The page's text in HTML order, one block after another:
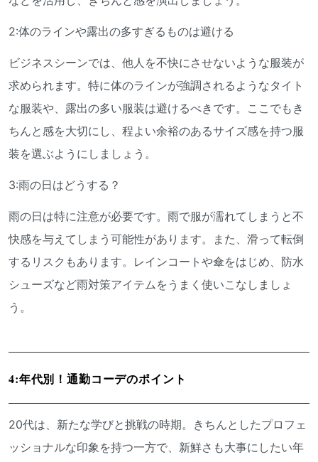
2:体のラインや露出の多すぎるものは避ける
ビジネスシーンでは、他人を不快にさせないような服装が
求められます。特に体のラインが強調されるようなタイト
な服装や、露出の多い服装は避けるべきです。ここでもき
ちんと感を大切にし、程よい余裕のあるサイズ感を持つ服
装を選ぶようにしましょう。
3:雨の日はどうする？
雨の日は特に注意が必要です。雨で服が濡れてしまうと不
快感を与えてしまう可能性があります。また、滑って転倒
するリスクもあります。レインコートや傘をはじめ、防水
シューズなど雨対策アイテムをうまく使いこなしましょ
う。
4:年代別！通勤コーデのポイント
20代は、新たな学びと挑戦の時期。きちんとしたプロフェ
ッショナルな印象を持つ一方で、新鮮さも大事にしたい年